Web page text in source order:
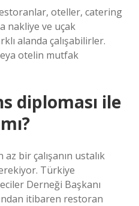
oteller, catering
nakliye ve uçak
alanda çalışabilirler.
otelin mutfak
diploması ile
bir çalışanın ustalık
Türkiye
Derneği Başkanı
itibaren restoran